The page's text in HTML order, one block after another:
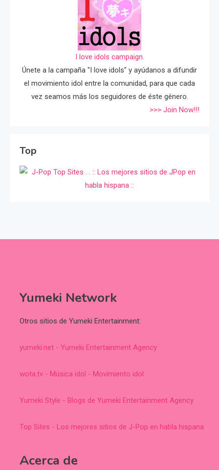
I love idols campaign.
Únete a la campaña "I love idols" y ayúdanos a difundir
el movimiento idol entre la comunidad, para que cada
vez seamos más los seguidores de éste género.
>>> Join Now!!!
Top
Yumeki Network
Otros sitios de Yumeki Entertainment:
yumeki.net - Yumeki Entertainment Agency
wota.tv - Música idol - Movimiento idol
Yumeki Style - Blogs de Yumeki Entertainment Agency
Top Sites - Los mejores sitios de J-Pop en habla hispana
Acerca de